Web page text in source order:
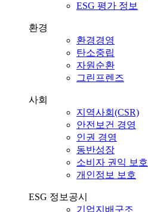
ESG 평가 정보
환경
환경경영
탄소중립
자원순환
그린프렌즈
사회
지역사회(CSR)
안전보건 경영
인권 경영
동반성장
소비자 권익 보호
개인정보 보호
ESG 정보공시
기업지배구조